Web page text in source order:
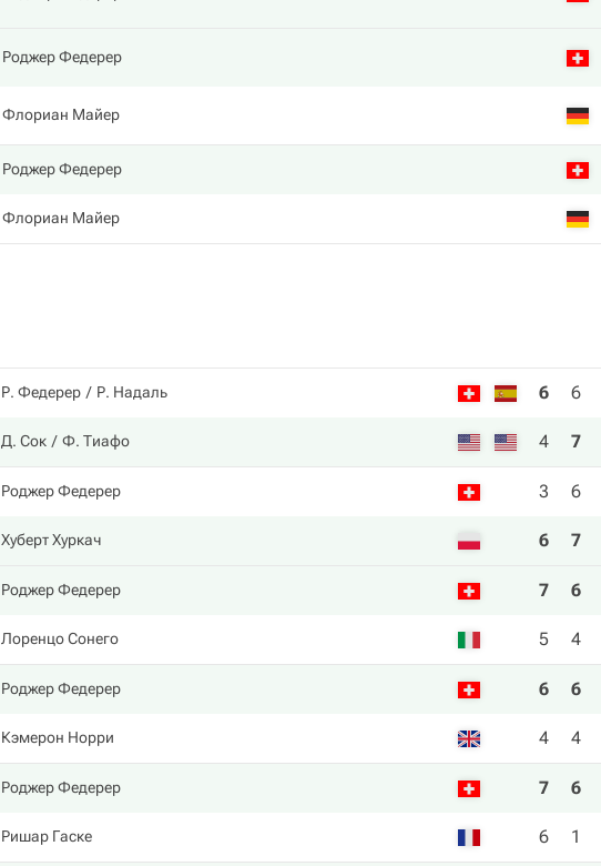
Роджер Федерер
Флориан Майер
Роджер Федерер
Флориан Майер
Р. Федерер Р. Надаль 6 6
Д. Сок Ф. Тиафо 4 7
Роджер Федерер 3 6
Хуберт Хуркач 6 7
Роджер Федерер 7 6
Лоренцо Сонего 5 4
Роджер Федерер 6 6
Кэмерон Норри 4 4
Роджер Федерер 7 6
Ришар Гаске 6 1